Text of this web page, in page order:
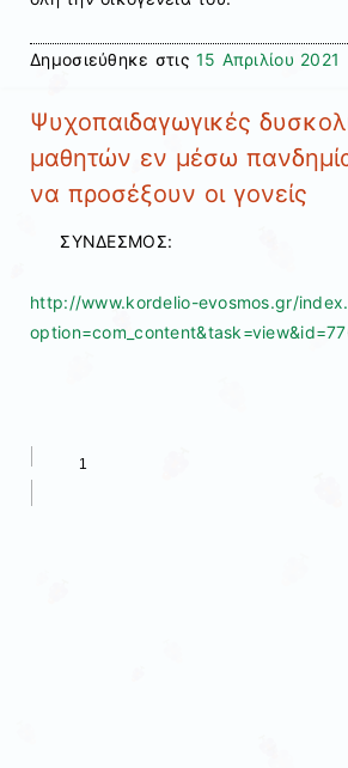
Δημοσιεύθηκε στις 15 Απριλίου 2021
Ψυχοπαιδαγωγικές
μαθητών εν μέσω
να προσέξουν οι γονείς
ΣΥΝΔΕΣΜΟΣ:
http://www.kordelio-evosmos.gr/